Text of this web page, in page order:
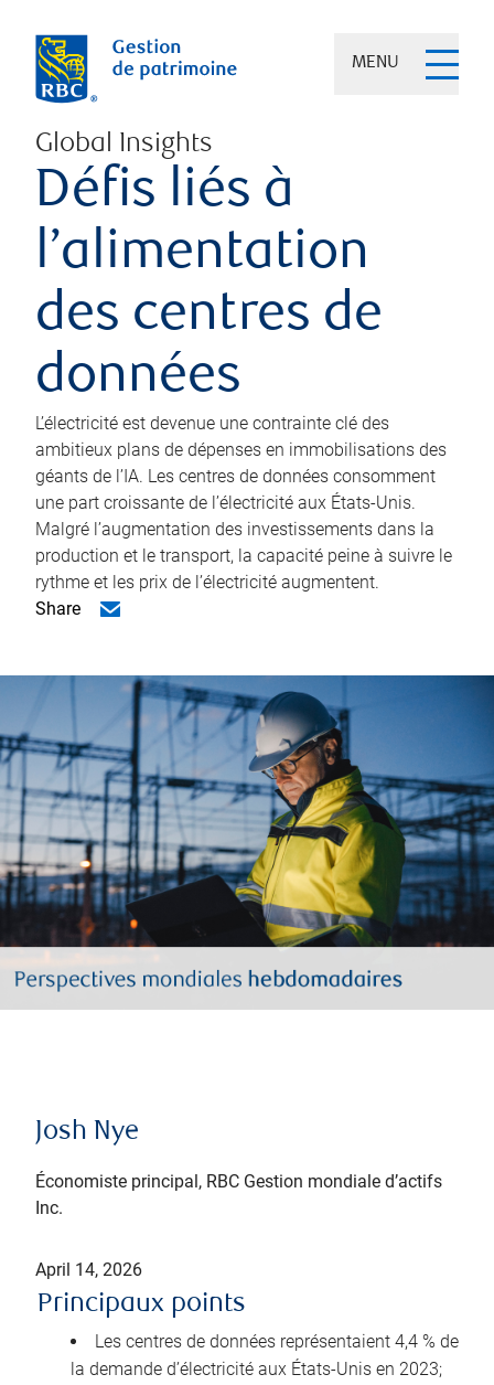
MENU
Global Insights
Défis liés à
l’alimentation
des centres de
données
L’électricité est devenue une contrainte clé des
ambitieux plans de dépenses en immobilisations des
géants de l’IA. Les centres de données consomment
une part croissante de l’électricité aux États-Unis.
Malgré l’augmentation des investissements dans la
production et le transport, la capacité peine à suivre le
rythme et les prix de l’électricité augmentent.
Share
Josh Nye
Économiste principal, RBC Gestion mondiale d’actifs
Inc.
April 14, 2026
Principaux points
Les centres de données représentaient 4,4 % de
la demande d’électricité aux États-Unis en 2023;